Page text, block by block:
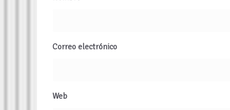
Correo electrónico
Web